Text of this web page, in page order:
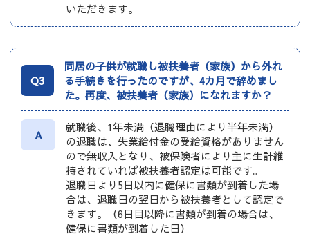
いただきます。
Q3
同居の子供が就職し被扶養者（家族）から外れ
る手続きを行ったのですが、4カ月で辞めまし
た。再度、被扶養者（家族）になれますか？
A
就職後、1年未満（退職理由により半年未満）
の退職は、失業給付金の受給資格がありません
ので無収入となり、被保険者により主に生計維
持されていれば被扶養者認定は可能です。
退職日より5日以内に健保に書類が到着した場
合は、退職日の翌日から被扶養者として認定で
きます。（6日目以降に書類が到着の場合は、
健保に書類が到着した日）